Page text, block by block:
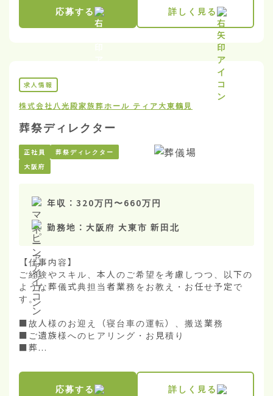
応募する 詳しく見る
求人情報
株式会社八光殿家族葬ホール ティア大東鶴見
葬祭ディレクター
正社員
葬祭ディレクター
大阪府
年収： 320万円〜660万円
勤務地： 大阪府 大東市 新田北
【仕事内容】
ご経験やスキル、本人のご希望を考慮しつつ、以下の
ような葬儀式典担当者業務をお教え・お任せ予定で
す。
■故人様のお迎え（寝台車の運転）、搬送業務
■ご遺族様へのヒアリング・お見積り
■葬...
応募する 詳しく見る